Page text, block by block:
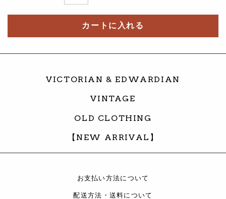
カートに入れる
VICTORIAN & EDWARDIAN
VINTAGE
OLD CLOTHING
【NEW ARRIVAL】
お支払い方法について
配送方法・送料について